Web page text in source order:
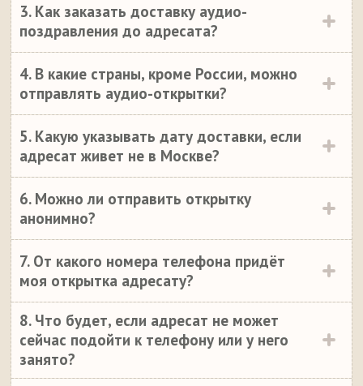
3. Как заказать доставку аудио-
поздравления до адресата?
4. В какие страны, кроме России, можно
отправлять аудио-открытки?
5. Какую указывать дату доставки, если
адресат живет не в Москве?
6. Можно ли отправить открытку
анонимно?
7. От какого номера телефона придёт
моя открытка адресату?
8. Что будет, если адресат не может
сейчас подойти к телефону или у него
занято?